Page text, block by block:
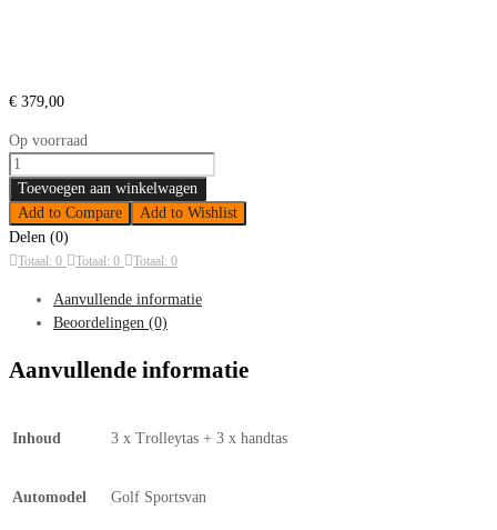
€ 379,00
Op voorraad
Car
Bags
Volkswagen
Golf
Sportvan
aantal
Toevoegen aan winkelwagen
Add to Compare
Add to Wishlist
Delen (0)
Totaal: 0 Totaal: 0 Totaal: 0
Aanvullende informatie
Beoordelingen (0)
Aanvullende informatie
Inhoud 3 x Trolleytas + 3 x handtas
Automodel Golf Sportsvan